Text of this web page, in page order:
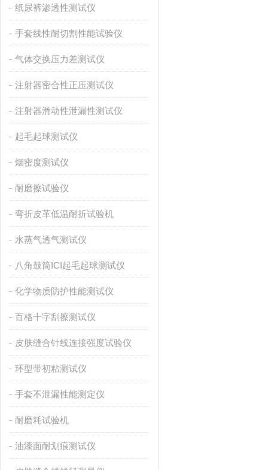
纸尿裤渗透性测试仪
手套线性耐切割性能试验仪
气体交换压力差测试仪
注射器密合性正压测试仪
注射器滑动性泄漏性测试仪
起毛起球测试仪
烟密度测试仪
耐磨擦试验仪
弯折皮革低温耐折试验机
水蒸气透气测试仪
八角鼓筒ICI起毛起球测试仪
化学物质防护性能测试仪
百格十字刮擦测试仪
皮肤缝合针线连接强度试验仪
环型带初粘测试仪
手套不泄漏性能测定仪
耐磨耗试验机
油漆面耐划痕测试仪